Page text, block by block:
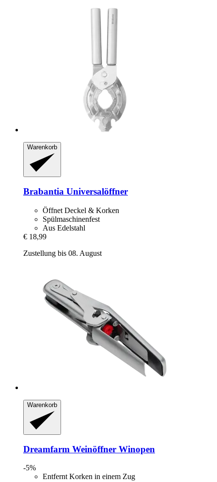
Warenkorb
Brabantia Universalöffner
Öffnet Deckel & Korken
Spülmaschinenfest
Aus Edelstahl
€ 18,99
Zustellung bis 08. August
Warenkorb
Dreamfarm Weinöffner Winopen
-5%
Entfernt Korken in einem Zug